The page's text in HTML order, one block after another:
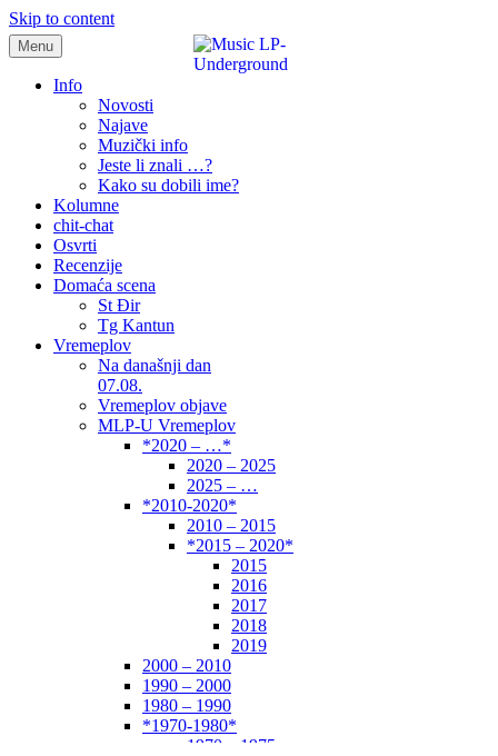
Skip to content
samo muzika i …..
Menu
Info
Novosti
Najave
Muzički info
Jeste li znali …?
Kako su dobili ime?
Kolumne
chit-chat
Osvrti
Recenzije
Domaća scena
St Đir
Tg Kantun
Vremeplov
Na današnji dan
07.08.
Vremeplov objave
MLP-U Vremeplov
*2020 – …*
2020 – 2025
2025 – …
*2010-2020*
2010 – 2015
*2015 – 2020*
2015
2016
2017
2018
2019
2000 – 2010
1990 – 2000
1980 – 1990
*1970-1980*
1970 – 1975